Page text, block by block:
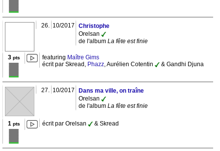
26. 10/2017
Christophe
Orelsan
de l'album La fête est finie
3pts featuring Maître Gims
écrit par Skread, Phazz, Aurélien Cotentin & Gandhi Djuna
27. 10/2017
Dans ma ville, on traîne
Orelsan
de l'album La fête est finie
1 pts écrit par Orelsan & Skread